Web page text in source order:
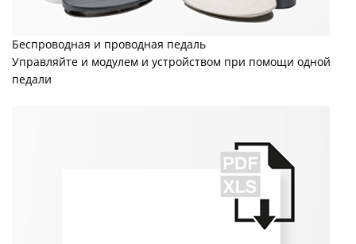
Беспроводная и проводная педаль
Управляйте и модулем и устройством при помощи одной
педали